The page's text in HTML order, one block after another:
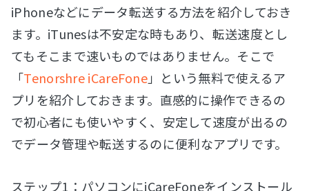
iPhoneなどにデータ転送する方法を紹介しておき
ます。iTunesは不安定な時もあり、転送速度とし
てもそこまで速いものではありません。そこで
「Tenorshre iCareFone」という無料で使えるア
プリを紹介しておきます。直感的に操作できるの
で初心者にも使いやすく、安定して速度が出るの
でデータ管理や転送するのに便利なアプリです。
ステップ1：パソコンにiCareFoneをインストール